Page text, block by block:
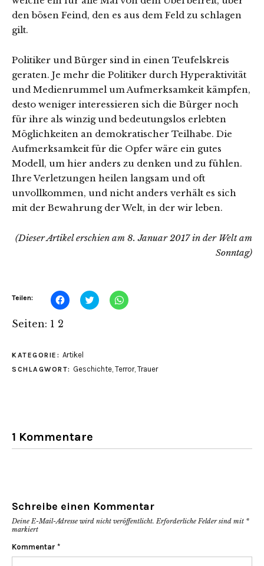
den bösen Feind, den es aus dem Feld zu schlagen
gilt.
Politiker und Bürger sind in einen Teufelskreis
geraten. Je mehr die Politiker durch Hyperaktivität
und Medienrummel um Aufmerksamkeit kämpfen,
desto weniger interessieren sich die Bürger noch
für ihre als winzig und bedeutungslos erlebten
Möglichkeiten an demokratischer Teilhabe. Die
Aufmerksamkeit für die Opfer wäre ein gutes
Modell, um hier anders zu denken und zu fühlen.
Ihre Verletzungen heilen langsam und oft
unvollkommen, und nicht anders verhält es sich
mit der Bewahrung der Welt, in der wir leben.
(Dieser Artikel erschien am 8. Januar 2017 in der Welt am
Sonntag)
Teilen: Klick,
um
in
neuem
Fenster
geöffnet)
Klick,
um
Fenster
geöffnet)
Klicken,
um
Fenster
geöffnet)
Seiten: 1 2
KATEGORIE: Artikel
SCHLAGWORT: Geschichte Terror, Trauer
1 Kommentare
Schreibe einen Kommentar
Deine E-Mail-Adresse wird nicht veröffentlicht. Erforderliche Felder sind mit *
markiert
Kommentar *